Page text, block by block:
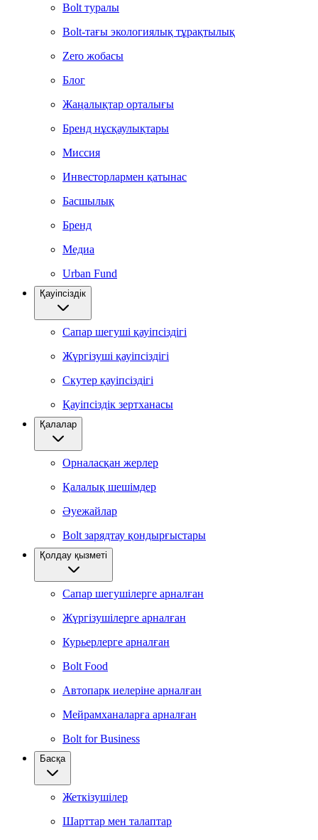
Bolt туралы
Bolt-тағы экологиялық тұрақтылық
Zero жобасы
Блог
Жаңалықтар орталығы
Бренд нұсқаулықтары
Миссия
Инвесторлармен қатынас
Басшылық
Бренд
Медиа
Urban Fund
Қауіпсіздік
Сапар шегуші қауіпсіздігі
Жүргізуші қауіпсіздігі
Скутер қауіпсіздігі
Қауіпсіздік зертханасы
Қалалар
Орналасқан жерлер
Қалалық шешімдер
Әуежайлар
Bolt зарядтау қондырғыстары
Қолдау қызметі
Сапар шегушілерге арналған
Жүргізушілерге арналған
Курьерлерге арналған
Bolt Food
Автопарк иелеріне арналған
Мейрамханаларға арналған
Bolt for Business
Басқа
Жеткізушілер
Шарттар мен талаптар